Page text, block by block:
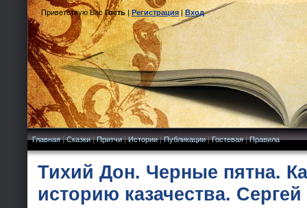
Приветствую Вас Гость|Регистрация|Вход
Главная|Сказки|Притчи|Истории|Публикации|Гостевая|Правила
Тихий Дон. Черные пятна.
историю казачества. Сергей